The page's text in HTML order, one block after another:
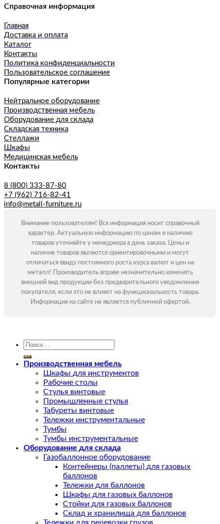
Справочная информация
Главная
Доставка и оплата
Каталог
Контакты
Политика конфиденциальности
Пользовательское соглашение
Популярные категории
Нейтральное оборудование
Производственная мебель
Оборудование для склада
Складская техника
Стеллажи
Шкафы
Медицинская мебель
Контакты
8 (800) 333-87-80
+7 (962) 716-82-41
info@metall-furniture.ru
Внимание пользователям! Вся информация носит справочный
характер. Актуальную информацию по ценам и наличию
товаров уточняйте у менеджера в день заказа. Цены и
наличие товаров являются ориентировочными и могут
отличаться ввиду постоянного роста курса валют и цен на
металл! Производитель вправе незначительно изменять
внешний вид продукции без предварительного уведомления
покупателя, если это не влияет на функциональность товара.
Информация на сайте не является публичной офертой.
Искать:
Производственная мебель
Шкафы для инструментов
Рабочие столы
Стулья винтовые
Промышленные стулья
Табуреты винтовые
Тележки инструментальные
Тумбы
Тумбы инструментальные
Оборудование для склада
Газобаллонное оборудование
Контейнеры (паллеты) для газовых
баллонов
Тележки для баллонов
Шкафы для газовых баллонов
Стойки для газовых баллонов
Склад и хранилища для баллонов